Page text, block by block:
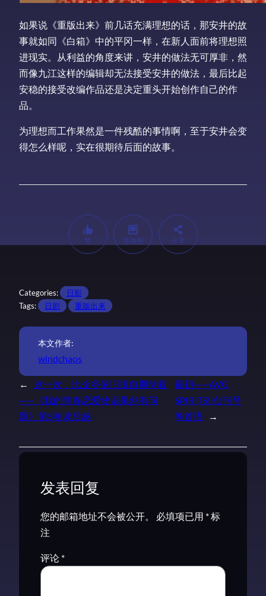
如果说《重版出来》前几话充满理想的话，那安井的故
事就如同《白箱》中的平冈一样，在新人面前将理想照
进现实。从利益的角度来讲，安井的做法无可厚非，然
而像九江这样的编辑却无法接受安井的做法，最后比起
安稳的接受改编作品还是决定重头开始创作自己的作
品。
为理想而工作果然是一件残酷的事情啊，至于安井会变
得怎么样呢，实在很期待后面的故事。
赞 微海报 分享
Categories:
日影
Tags:
日剧 重版出来
本文作者:
windchaos
←
这一次，比企谷依旧擅自期待着
——《我的青春恋爱物语果然有问
题》第5卷读后感
最初——AVG
SPIRITS!!创刊号
卷首语
→
发表回复
您的邮箱地址不会被公开。 必填项已用 *标
注
评论 *